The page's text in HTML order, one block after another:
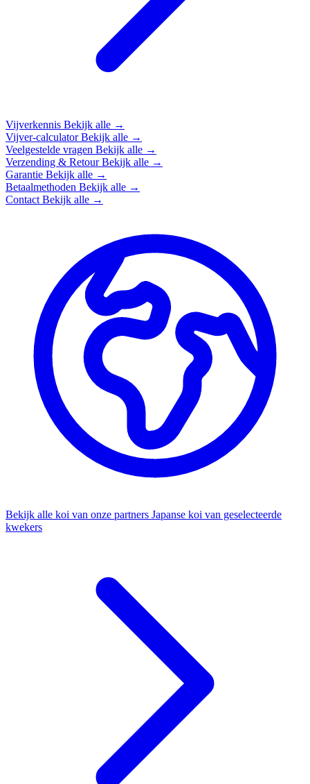
Vijverkennis Bekijk alle →
Vijver-calculatorBekijk alle →
Veelgestelde vragen Bekijk alle →
Verzending & RetourBekijk alle →
Garantie Bekijk alle →
Betaalmethoden Bekijk alle →
Contact Bekijk alle →
Bekijk alle koi van onze partners Japanse koi van geselecteerde
kwekers